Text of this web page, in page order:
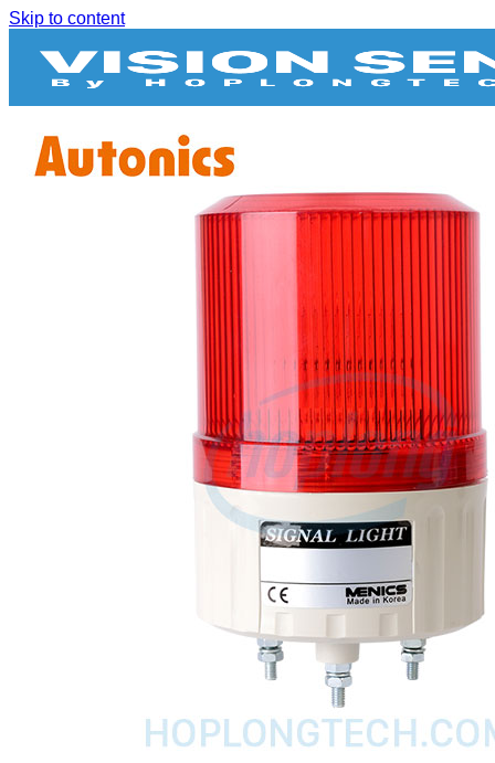
Skip to content
Bộ điều khiển cảm biến
Bộ mã hóa vòng quay / Encoder
Cảm biến áp suất
Cảm biến cửa
Cảm biến hình ảnh
Cảm biến quang
Cảm biến sợi quang
Cảm biến tiệm cận
Cảm biến vùng
CHUYỂN MẠCH / NÚT NHẤN
Cần gạt 2-4 hướng
Chuyển mạch có khóa
Đồng hồ nhiệt độ